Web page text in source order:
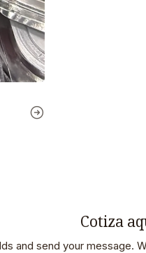
Cotiza
and send your message.